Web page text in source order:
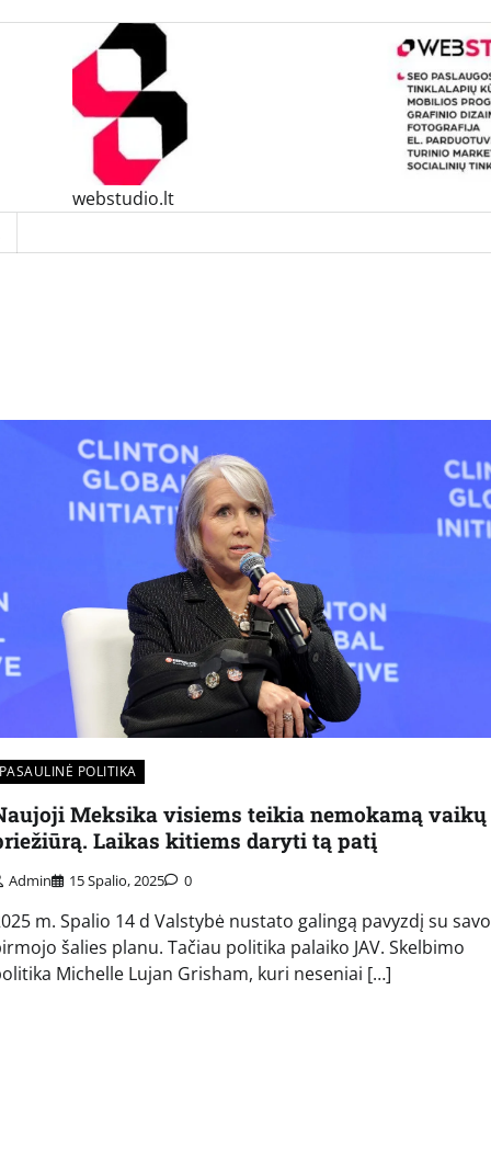
webstudio.lt
PASAULINĖ POLITIKA
Meksika visiems teikia nemokamą vaikų
Laikas kitiems daryti tą patį
Admin 15 Spalio, 2025 0
m. Spalio 14 d Valstybė nustato galingą pavyzdį su savo
šalies planu. Tačiau politika palaiko JAV. Skelbimo
Michelle Lujan Grisham, kuri neseniai […]